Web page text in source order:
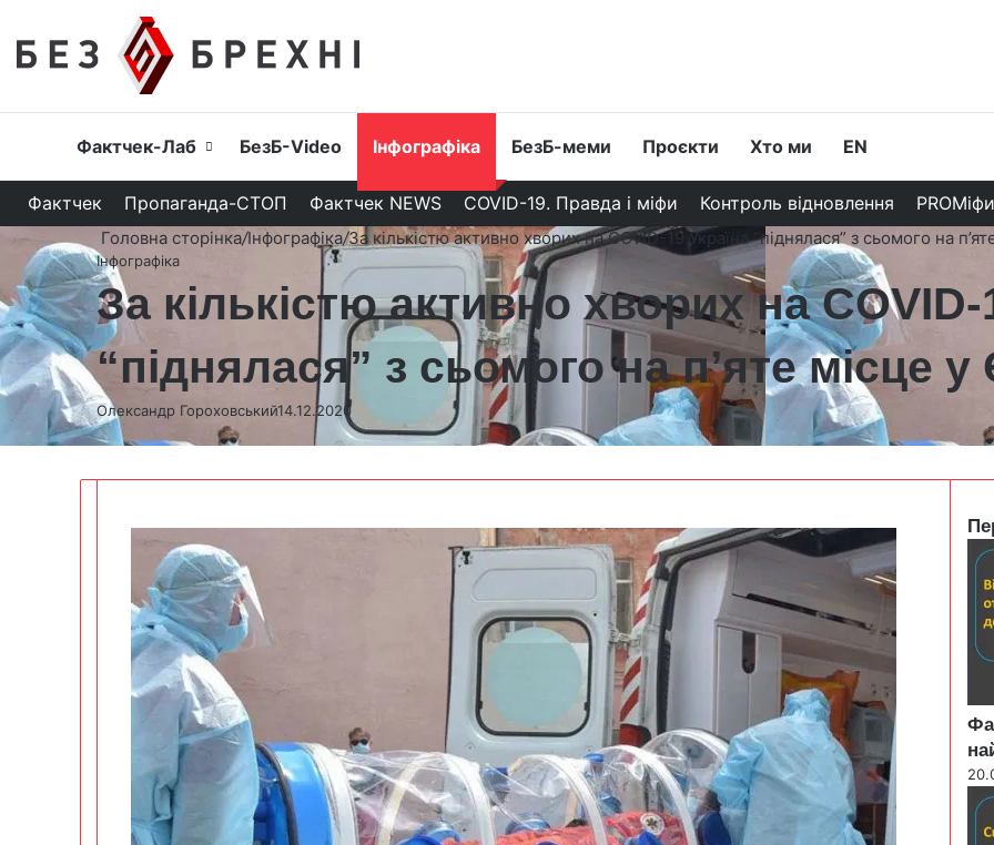
Головна
Фактчек-Лаб БезБ-Video Інфографіка БезБ-меми Проєкти Хто ми EN
Фактчек Пропаганда-СТОП Фактчек NEWS COVID-19. Правда і міфи Контроль відновлення PROМіфи
Головна сторінка/Інфографіка/За кількістю активно хворих на COVID-19 Україна “піднялася” з сьомого на
Інфографіка
За кількістю активно хворих на COVID-
“піднялася” з сьомого на п’яте місце у
Олександр Гороховський14.12.2020
e